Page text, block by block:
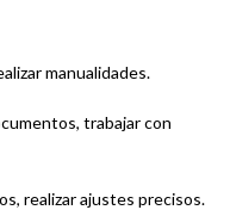
manualidades.
trabajar con
realizar ajustes precisos.